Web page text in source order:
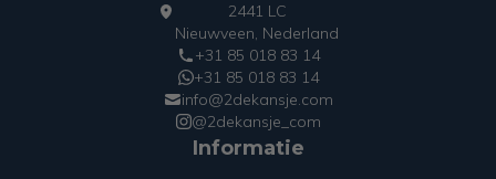
2441 LC
Nieuwveen, Nederland
+31 85 018 83 14
+31 85 018 83 14
info@2dekansje.com
@2dekansje_com
Informatie